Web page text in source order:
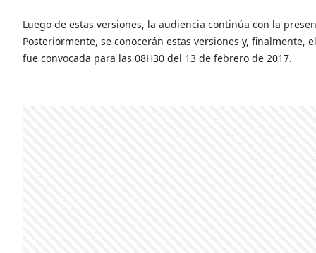
Luego de estas versiones, la audiencia continúa con la
Posteriormente, se conocerán estas versiones y,
fue convocada para las 08H30 del 13 de febrero de 2017.